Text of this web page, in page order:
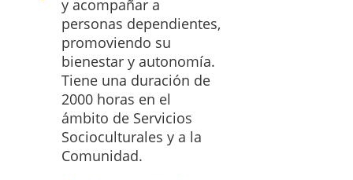
y acompañar a
personas dependientes,
promoviendo su
bienestar y autonomía.
Tiene una duración de
2000 horas en el
ámbito de Servicios
Socioculturales y a la
Comunidad.